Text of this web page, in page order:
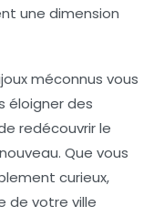
une dimension
méconnus vous
éloigner des
redécouvrir le
Que vous
curieux,
de votre ville